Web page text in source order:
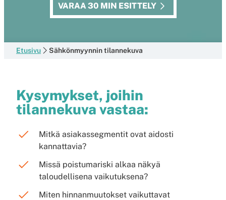
VARAA 30 MIN ESITTELY
Etusivu Sähkönmyynnin tilannekuva
Kysymykset, joihin
tilannekuva vastaa:
Mitkä asiakassegmentit ovat aidosti
kannattavia?
Missä poistumariski alkaa näkyä
taloudellisena vaikutuksena?
Miten hinnanmuutokset vaikuttavat